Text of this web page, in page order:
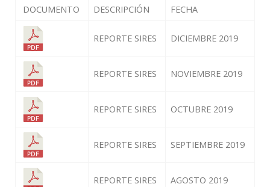
DOCUMENTO DESCRIPCIÓN FECHA
REPORTE SIRES DICIEMBRE 2019
REPORTE SIRES NOVIEMBRE 2019
REPORTE SIRES OCTUBRE 2019
REPORTE SIRES SEPTIEMBRE 2019
REPORTE SIRES AGOSTO 2019